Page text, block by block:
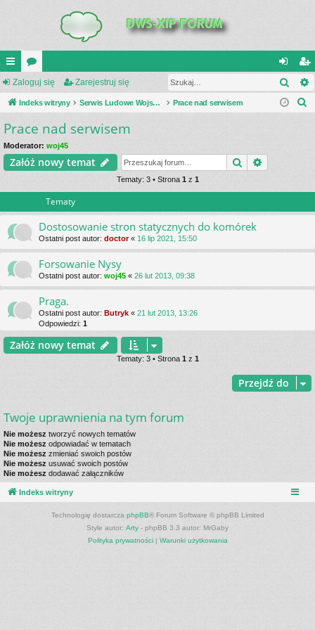
UI
C
K
_L
IN
or
a
al
og
ar
ej
Zaloguj się Zarejestruj się
Indeks witryny Serwis Ludowe Wojsko Polskie Prace nad serwisem
Prace nad serwisem
Moderator: woj45
Załóż nowy temat Szukaj
Tematy: 3 • Strona 1 z 1
Tematy
Dostosowanie stron statycznych do komórek
Ostatni post autor: doctor« 16 lip 2021, 15:50
Forsowanie Nysy
Ostatni post autor: woj45 « 26 lut 2013, 09:38
Praga.
Ostatni post autor: Butryk « 21 lut 2013, 13:26
Odpowiedzi: 1
Załóż nowy temat
Tematy: 3 • Strona 1 z 1
Przejdź do
Twoje uprawnienia na tym forum
Nie możesz tworzyć nowych tematów
Nie możesz odpowiadać w tematach
Nie możesz zmieniać swoich postów
Nie możesz usuwać swoich postów
Nie możesz dodawać załączników
Indeks witryny
Technologię dostarcza phpBB® Forum Software © phpBB Limited
Style autor: Arty - phpBB 3.3 autor: MrGaby
Polityka prywatności| Warunki użytkowania